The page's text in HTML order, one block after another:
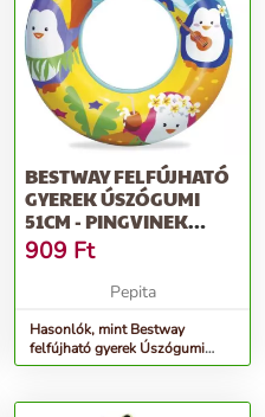
BESTWAY FELFÚJHATÓ
GYEREK ÚSZÓGUMI
51CM - PINGVINEK
(36113)
909 Ft
Pepita
Hasonlók, mint Bestway
felfújható gyerek Úszógumi
51cm - Pingvinek (36113)